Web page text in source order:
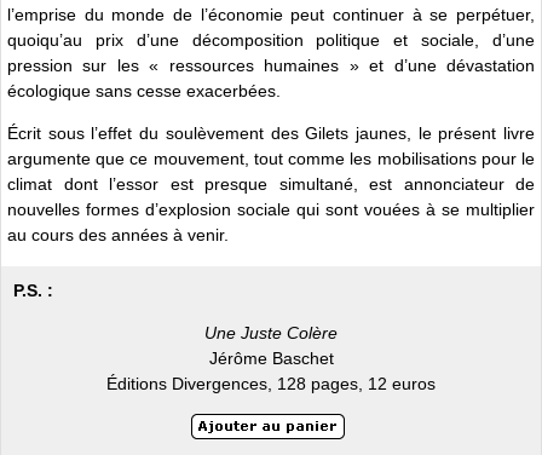
l’emprise du monde de l’économie peut continuer à se perpétuer,
quoiqu’au prix d’une décomposition politique et sociale, d’une
pression sur les « ressources humaines » et d’une dévastation
écologique sans cesse exacerbées.
Écrit sous l’effet du soulèvement des Gilets jaunes, le présent livre
argumente que ce mouvement, tout comme les mobilisations pour le
climat dont l’essor est presque simultané, est annonciateur de
nouvelles formes d’explosion sociale qui sont vouées à se multiplier
au cours des années à venir.
P.S. :
Une Juste Colère
Jérôme Baschet
Éditions Divergences, 128 pages, 12 euros